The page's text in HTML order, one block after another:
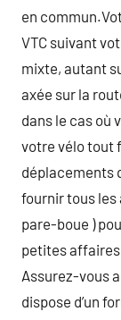
en
VTC suivant
mixte, autant
axée sur la
dans le cas où
votre vélo tout
déplacements
fournir tous
pare-boue )
petites affaires
Assurez-vous
dispose d’un